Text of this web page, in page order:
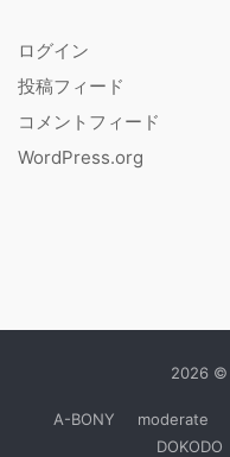
ログイン
投稿フィード
コメントフィード
WordPress.org
2026 ©
A-BONY moderate
DOKODO